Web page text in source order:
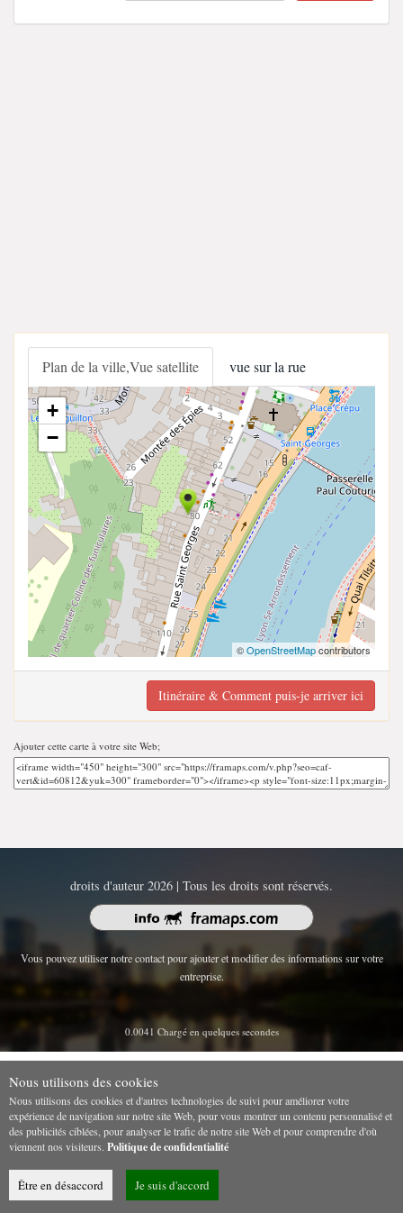
Plan de la ville,Vue satellite vue sur la rue
+
−
©OpenStreetMapcontributors
Itinéraire & Comment puis-je arriver ici
Ajouter cette carte à votre site Web;
droits d'auteur 2026 | Tous les droits sont réservés.
Vous pouvez utiliser notre contact pour ajouter et modifier des informations sur votre
entreprise.
0.0041 Chargé en quelques secondes
Nous utilisons des cookies
Nous utilisons des cookies et d'autres technologies de suivi pour améliorer votre
expérience de navigation sur notre site Web, pour vous montrer un contenu personnalisé et
des publicités ciblées, pour analyser le trafic de notre site Web et pour comprendre d'où
viennent nos visiteurs. Politique de confidentialité
Être en désaccord Je suis d'accord